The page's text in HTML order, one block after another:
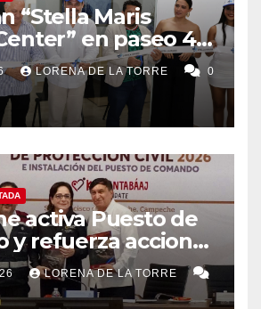
“Stella Maris
en paseo 4.5
del Carmen
LORENA DE LA TORRE 0
activa Puesto de
y refuerza acciones
Civil ante
LORENA DE LA TORRE